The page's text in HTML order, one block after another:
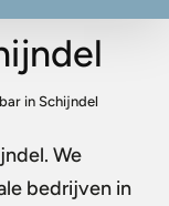
in Schijndel
. We
bedrijven in